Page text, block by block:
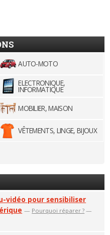
AUTO-MOTO
ELECTRONIQUE,
INFORMATIQUE
MOBILIER, MAISON
VÊTEMENTS, LINGE, BIJOUX
vidéo pour sensibiliser
— Pourquoi réparer ? —